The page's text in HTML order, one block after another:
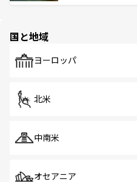
で、ホーカーズは地
国と地域
ヨーロッパ
北米
中南米
オセアニア